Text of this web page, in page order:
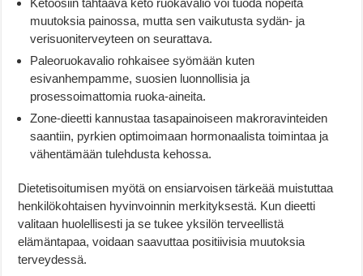
muutoksia painossa, mutta sen vaikutusta sydän- ja
verisuoniterveyteen on seurattava.
Paleoruokavalio rohkaisee syömään kuten
esivanhempamme, suosien luonnollisia ja
prosessoimattomia ruoka-aineita.
Zone-dieetti kannustaa tasapainoiseen makroravinteiden
saantiin, pyrkien optimoimaan hormonaalista toimintaa ja
vähentämään tulehdusta kehossa.
Dietetisoitumisen myötä on ensiarvoisen tärkeää muistuttaa
henkilökohtaisen hyvinvoinnin merkityksestä. Kun dieetti
valitaan huolellisesti ja se tukee yksilön terveellistä
elämäntapaa, voidaan saavuttaa positiivisia muutoksia
terveydessä.